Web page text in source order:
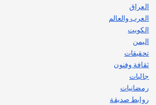
العراق
العرب والعالم
الكويت
اليمن
تحقيقات
ثقافة وفنون
جاليات
رمضانيات
روابط صديقة